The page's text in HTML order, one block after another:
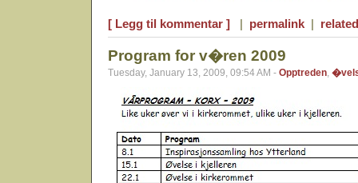
[ Legg til kommentar ] | permalink |
Program for v�ren 2009
Tuesday, January 13, 2009, 09:54 AM - Opptreden,